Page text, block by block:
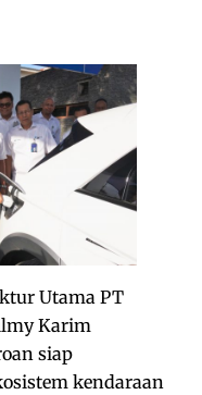
Utama PT
Karim
siap
kendaraan